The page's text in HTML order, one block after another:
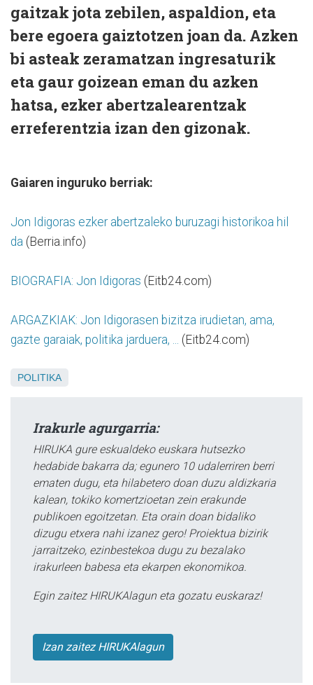
gaitzak jota zebilen, aspaldion, eta
bere egoera gaiztotzen joan da. Azken
bi asteak zeramatzan ingresaturik
eta gaur goizean eman du azken
hatsa, ezker abertzalearentzak
erreferentzia izan den gizonak.
Gaiaren inguruko berriak:
Jon Idigoras ezker abertzaleko buruzagi historikoa hil
da (Berria.info)
BIOGRAFIA: Jon Idigoras (Eitb24.com)
ARGAZKIAK: Jon Idigorasen bizitza irudietan, ama,
gazte garaiak, politika jarduera, ...
(Eitb24.com)
POLITIKA
Irakurle agurgarria:
HIRUKA gure eskualdeko euskara hutsezko
hedabide bakarra da; egunero 10 udalerriren berri
ematen dugu, eta hilabetero doan duzu aldizkaria
kalean, tokiko komertzioetan zein erakunde
publikoen egoitzetan. Eta orain doan bidaliko
dizugu etxera nahi izanez gero! Proiektua bizirik
jarraitzeko, ezinbestekoa dugu zu bezalako
irakurleen babesa eta ekarpen ekonomikoa.
Egin zaitez HIRUKAlagun eta gozatu euskaraz!
Izan zaitez HIRUKAlagun